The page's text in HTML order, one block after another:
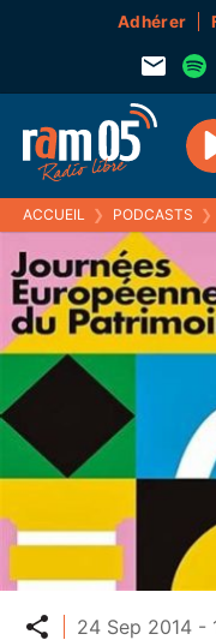
Adhérer
ACCUEIL ❯ PODCASTS ❯
Partager
24 Sep 2014 -